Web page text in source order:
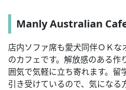
Manly Australian
店内ソファ席も愛犬同伴ＯＫ
のカフェです。解放感のある作
囲気で気軽に立ち寄れます。留
引き受けているので、気になる